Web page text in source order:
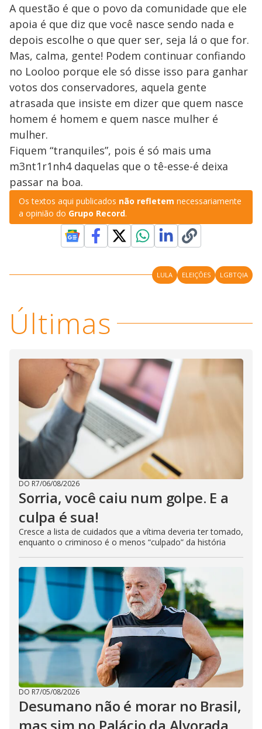
A questão é que o povo da comunidade que ele
apoia é que diz que você nasce sendo nada e
depois escolhe o que quer ser, seja lá o que for.
Mas, calma, gente! Podem continuar confiando
no Looloo porque ele só disse isso para ganhar
votos dos conservadores, aquela gente
atrasada que insiste em dizer que quem nasce
homem é homem e quem nasce mulher é
mulher.
Fiquem “tranquiles”, pois é só mais uma
m3nt1r1nh4 daquelas que o tê-esse-é deixa
passar na boa.
Os textos aqui publicados não refletem necessariamente
a opinião do Grupo Record.
LULA ELEIÇÕES LGBTQIA
Últimas
DO R7/06/08/2026
Sorria, você caiu num golpe. E a
culpa é sua!
Cresce a lista de cuidados que a vítima deveria ter tomado,
enquanto o criminoso é o menos “culpado” da história
DO R7/05/08/2026
Desumano não é morar no Brasil,
mas sim no Palácio da Alvorada